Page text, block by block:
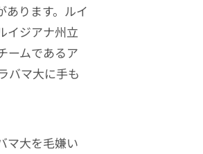
あります。ルイ
イジアナ州立
ームであるア
バマ大に手も
マ大を毛嫌い